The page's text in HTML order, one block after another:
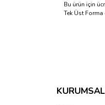
Bu ürün için
Tek Üst
Ürün
KURUMSAL